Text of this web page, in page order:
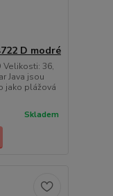
D modré
Velikosti: 36,
Java jsou
jako plážová
Skladem